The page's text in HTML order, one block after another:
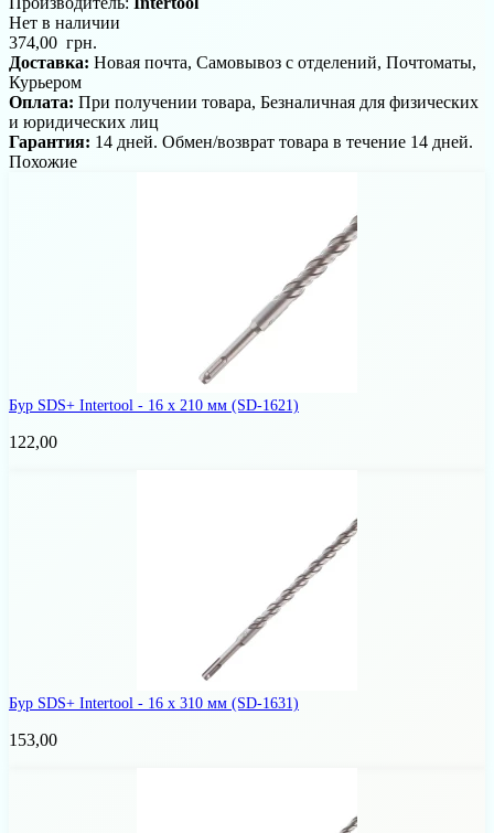
Нет в наличии
374,00 грн.
Доставка: Новая почта, Самовывоз с отделений, Почтоматы,
Курьером
Оплата: При получении товара, Безналичная для физических
и юридических лиц
Гарантия: 14 дней. Обмен/возврат товара в течение 14 дней.
Похожие
Бур SDS+ Intertool - 16 х 210 мм (SD-1621)
122,00
Бур SDS+ Intertool - 16 х 310 мм (SD-1631)
153,00